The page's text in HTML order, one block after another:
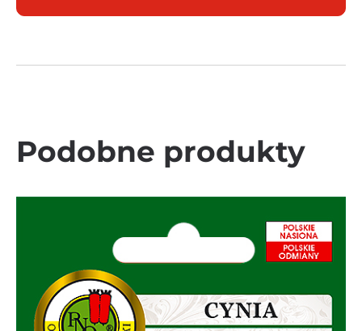
Podobne produkty